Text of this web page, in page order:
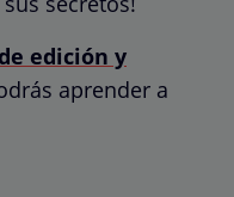
edición y
aprender a